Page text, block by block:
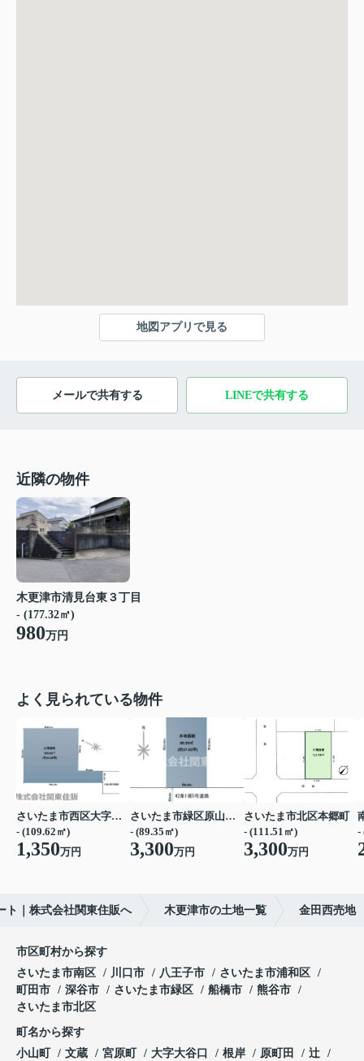
地図アプリで見る
メールで共有する LINEで共有する
近隣の物件
木更津市清見台東３丁目
- (177.32㎡)
980万円
よく見られている物件
さいたま市西区大字宝来
- (109.62㎡)
1,350万円
さいたま市緑区原山３丁目
- (89.35㎡)
3,300万円
さいたま市北区本郷町
- (111.51㎡)
3,300万円
-
ト｜株式会社関東住販へ 木更津市の土地一覧 金田西売地
市区町村から探す
さいたま市南区
川口市 八王子市
さいたま市浦和区
町田市
深谷市 さいたま市緑区 船橋市
熊谷市
さいたま市北区
町名から探す
小山町
文蔵 宮原町 大字大谷口 根岸 原町田
辻